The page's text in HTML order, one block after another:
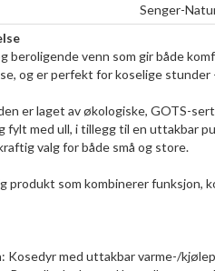
Senger-
beroligende venn som gir både
og er perfekt for koselige
er laget av økologiske, GOTS-
fylt med ull, i tillegg til en uttakbar
valg for både små og store.
produkt som kombinerer funksjon,
Kosedyr med uttakbar varme-/